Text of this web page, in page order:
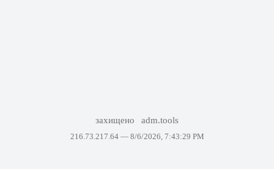
захищено adm.tools
216.73.217.64 — 8/6/2026, 7:43:29 PM